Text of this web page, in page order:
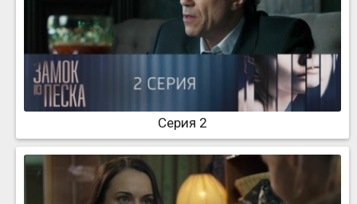
Серия 2